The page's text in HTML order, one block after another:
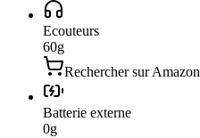
Ecouteurs
60g
Rechercher sur Amazon
Batterie externe
0g